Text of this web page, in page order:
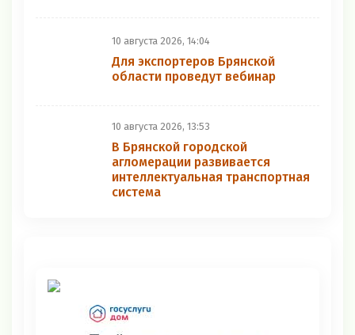
10 августа 2026, 14:04
Для экспортеров Брянской
области проведут вебинар
10 августа 2026, 13:53
В Брянской городской
агломерации развивается
интеллектуальная транспортная
система